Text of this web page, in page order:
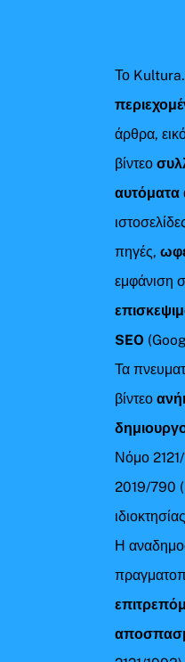
Το
άρθρα,
βίντεο
αυτόματα
πηγές,
εμφάνιση
SEO
Τα
βίντεο
Νόμο
2019/790
Η